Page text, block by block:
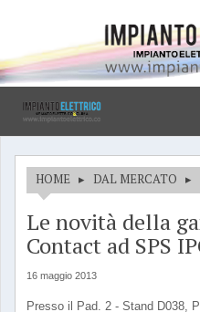
HOME ▸ DAL MERCATO ▸
Le novità della
Contact ad SPS
16 maggio 2013
Presso il Pad. 2 - Stand D038,